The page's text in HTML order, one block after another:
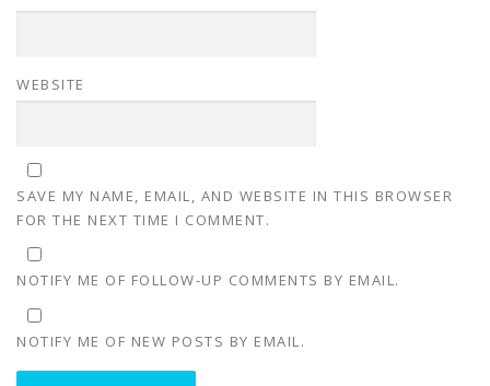
WEBSITE
SAVE MY NAME, EMAIL, AND WEBSITE IN THIS BROWSER
FOR THE NEXT TIME I COMMENT.
NOTIFY ME OF FOLLOW-UP COMMENTS BY EMAIL.
NOTIFY ME OF NEW POSTS BY EMAIL.